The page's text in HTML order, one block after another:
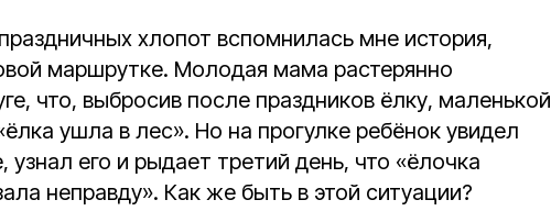
хлопот вспомнилась мне история,
маршрутке. Молодая мама растерянно
что, выбросив после праздников ёлку, маленькой
ушла в лес». Но на прогулке ребёнок увидел
узнал его и рыдает третий день, что «ёлочка
неправду». Как же быть в этой ситуации?